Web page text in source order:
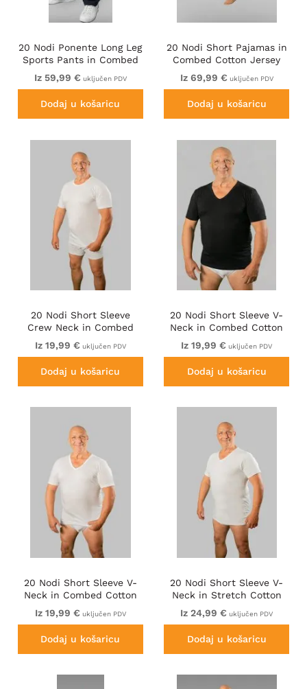
20 Nodi Ponente Long Leg
Sports Pants in Combed
Fleece Cotton Navy
Iz 59,99 € uključen PDV
Dodaj u košaricu
20 Nodi Short Pajamas in
Combed Cotton Jersey
Blue/Black
Iz 69,99 € uključen PDV
Dodaj u košaricu
20 Nodi Short Sleeve
Crew Neck in Combed
Cotton Jersey White
Iz 19,99 € uključen PDV
Dodaj u košaricu
20 Nodi Short Sleeve V-
Neck in Combed Cotton
Jersey Black
Iz 19,99 € uključen PDV
Dodaj u košaricu
20 Nodi Short Sleeve V-
Neck in Combed Cotton
Jersey White
Iz 19,99 € uključen PDV
Dodaj u košaricu
20 Nodi Short Sleeve V-
Neck in Stretch Cotton
White
Iz 24,99 € uključen PDV
Dodaj u košaricu